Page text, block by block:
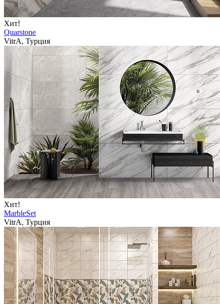
Хит!
Quarstone
VitrA, Турция
Хит!
MarbleSet
VitrA, Турция